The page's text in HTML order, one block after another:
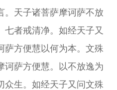
。天子诸菩萨摩诃萨不放
七者戒清净。如经天子又
萨方便慧以何为本。文殊
诃萨方便慧。以不放逸为
众生。如经天子又问文殊